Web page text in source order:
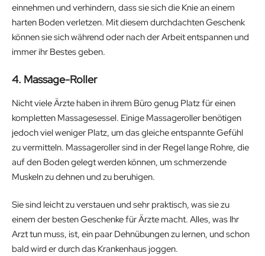
einnehmen und verhindern, dass sie sich die Knie an einem
harten Boden verletzen. Mit diesem durchdachten Geschenk
können sie sich während oder nach der Arbeit entspannen und
immer ihr Bestes geben.
4. Massage-Roller
Nicht viele Ärzte haben in ihrem Büro genug Platz für einen
kompletten Massagesessel. Einige Massageroller benötigen
jedoch viel weniger Platz, um das gleiche entspannte Gefühl
zu vermitteln. Massageroller sind in der Regel lange Rohre, die
auf den Boden gelegt werden können, um schmerzende
Muskeln zu dehnen und zu beruhigen.
Sie sind leicht zu verstauen und sehr praktisch, was sie zu
einem der besten Geschenke für Ärzte macht. Alles, was Ihr
Arzt tun muss, ist, ein paar Dehnübungen zu lernen, und schon
bald wird er durch das Krankenhaus joggen.